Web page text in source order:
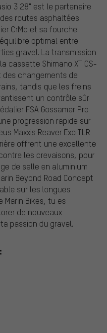
3 28" est le partenaire
routes asphaltées.
CrMo et sa fourche
optimal entre
gravel. La transmission
cassette Shimano XT CS-
des changements de
tandis que les freins
un contrôle sûr
FSA Gossamer Pro
progression rapide sur
Maxxis Reaver Exo TLR
offrent une excellente
les crevaisons, pour
de selle en aluminium
Beyond Road Concept
sur les longues
Marin Bikes, tu es
de nouveaux
passion du gravel.